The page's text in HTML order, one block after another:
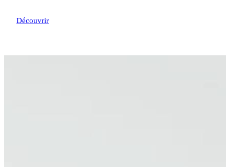
Découvrir